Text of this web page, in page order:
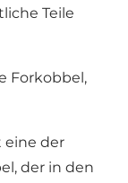
Teile
Forkobbel,
eine der
der in den